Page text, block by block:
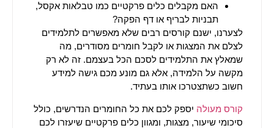
האם מקבלים כלים פרקטיים כמו טבלאות אקסל,
תבניות לבריף או דף הפקה?
לצערנו, ישנם קורסים רבים שלא מאפשרים לתלמידים
לצלם את המצגות או לקבל חומרים מסודרים, מה
שמאלץ את התלמידים לסכם הכל בעצמם. זה לא רק
מקשה על הלמידה, אלא גם מונע מכם גישה למידע
חשוב כשתצטרכו אותו בעתיד.
קורס מעולה יספק לכם את כל החומרים הנדרשים, כולל
סיכומי שיעור, מצגות, ומגוון כלים פרקטיים שיעזרו לכם